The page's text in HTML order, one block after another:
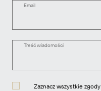
Email
Treść wiadomości
Zaznacz wszystkie zgody